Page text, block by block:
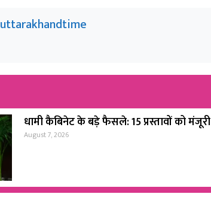
uttarakhandtime
धामी कैबिनेट के बड़े फैसले: 15 प्रस्तावों को मंजूरी
August 7, 2026